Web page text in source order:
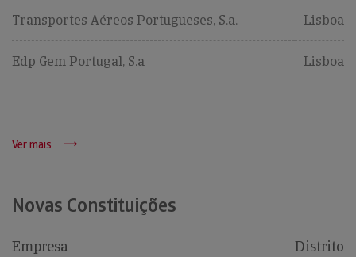
Transportes Aéreos Portugueses, S.a. Lisboa
Edp Gem Portugal, S.a Lisboa
Ver mais
Novas Constituições
Empresa Distrito